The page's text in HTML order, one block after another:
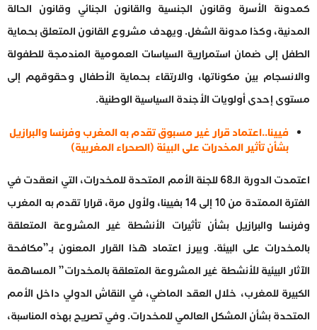
كمدونة الأسرة وقانون الجنسية والقانون الجنائي وقانون الحالة
المدنية، وكذا مدونة الشغل. ويهدف مشروع القانون المتعلق بحماية
الطفل إلى ضمان استمرارية السياسات العمومية المندمجة للطفولة
والانسجام بين مكوناتها، والارتقاء بحماية الأطفال وحقوقهم إلى
مستوى إحدى أولويات الأجندة السياسية الوطنية.
فيينا..اعتماد قرار غير مسبوق تقدم به المغرب وفرنسا والبرازيل
بشأن تأثير المخدرات على البيئة (الصحراء المغربية)
اعتمدت الدورة الـ68 للجنة الأمم المتحدة للمخدرات، التي انعقدت في
الفترة الممتدة من 10 إلى 14 بفيينا، ولأول مرة، قرارا تقدم به المغرب
وفرنسا والبرازيل بشأن تأثيرات الأنشطة غير المشروعة المتعلقة
بالمخدرات على البيئة. ويبرز اعتماد هذا القرار المعنون بـ”مكافحة
الآثار البيئية للأنشطة غير المشروعة المتعلقة بالمخدرات” المساهمة
الكبيرة للمغرب، خلال العقد الماضي، في النقاش الدولي داخل الأمم
المتحدة بشأن المشكل العالمي للمخدرات. وفي تصريح بهذه المناسبة،